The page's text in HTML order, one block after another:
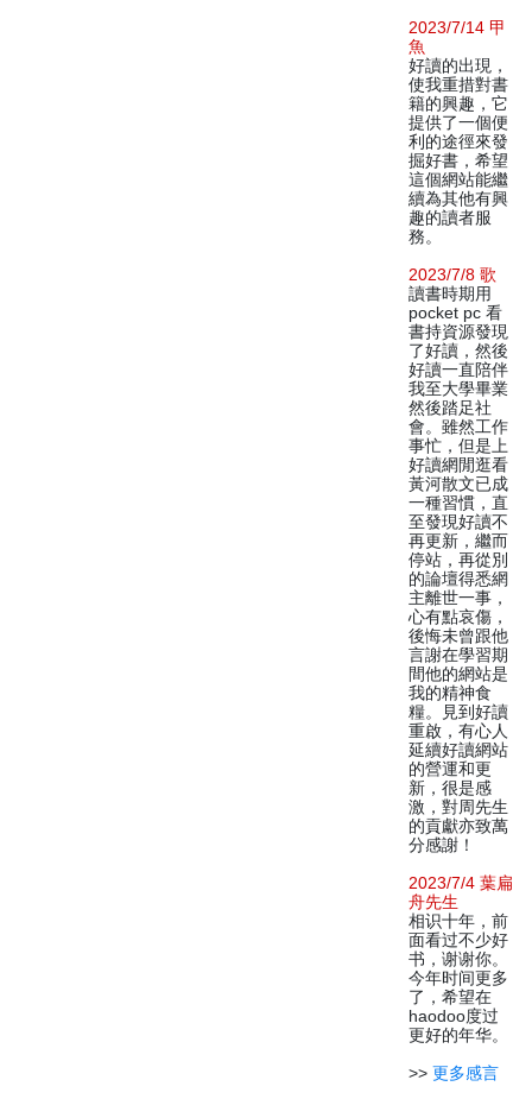
2023/7/14 甲
魚
好讀的出現，
使我重措對書
籍的興趣，它
提供了一個便
利的途徑來發
掘好書，希望
這個網站能繼
續為其他有興
趣的讀者服
務。
2023/7/8 歌
讀書時期用
pocket pc 看
書持資源發現
了好讀，然後
好讀一直陪伴
我至大學畢業
然後踏足社
會。雖然工作
事忙，但是上
好讀網閒逛看
黃河散文已成
一種習慣，直
至發現好讀不
再更新，繼而
停站，再從別
的論壇得悉網
主離世一事，
心有點哀傷，
後悔未曾跟他
言謝在學習期
間他的網站是
我的精神食
糧。見到好讀
重啟，有心人
延續好讀網站
的營運和更
新，很是感
激，對周先生
的貢獻亦致萬
分感謝！
2023/7/4 葉扁
舟先生
相识十年，前
面看过不少好
书，谢谢你。
今年时间更多
了，希望在
haodoo度过
更好的年华。
>> 更多感言